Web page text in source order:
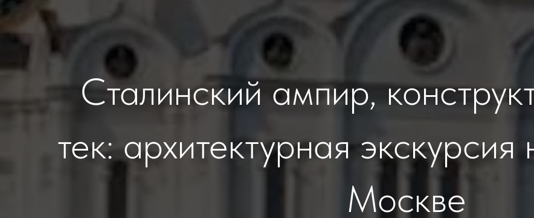
Сталинский ампир,
тек: архитектурная экскурсия
Москве